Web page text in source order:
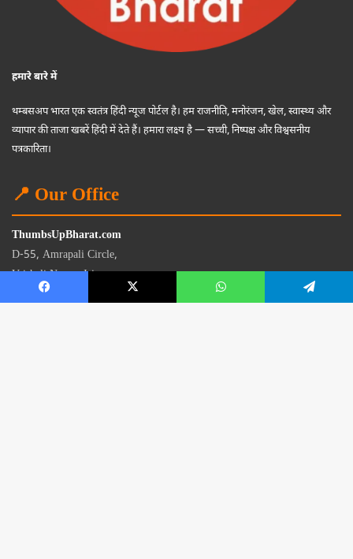
हमारे बारे में
थम्बसअप भारत एक स्वतंत्र हिंदी न्यूज पोर्टल है। हम राजनीति, मनोरंजन, खेल, स्वास्थ्य और
व्यापार की ताजा खबरें हिंदी में देते हैं। हमारा लक्ष्य है — सच्ची, निष्पक्ष और विश्वसनीय
पत्रकारिता।
📍 Our Office
ThumbsUpBharat.com
D-55, Amrapali Circle,
Vaishali Nagar, Jaipur
Rajasthan - 302021